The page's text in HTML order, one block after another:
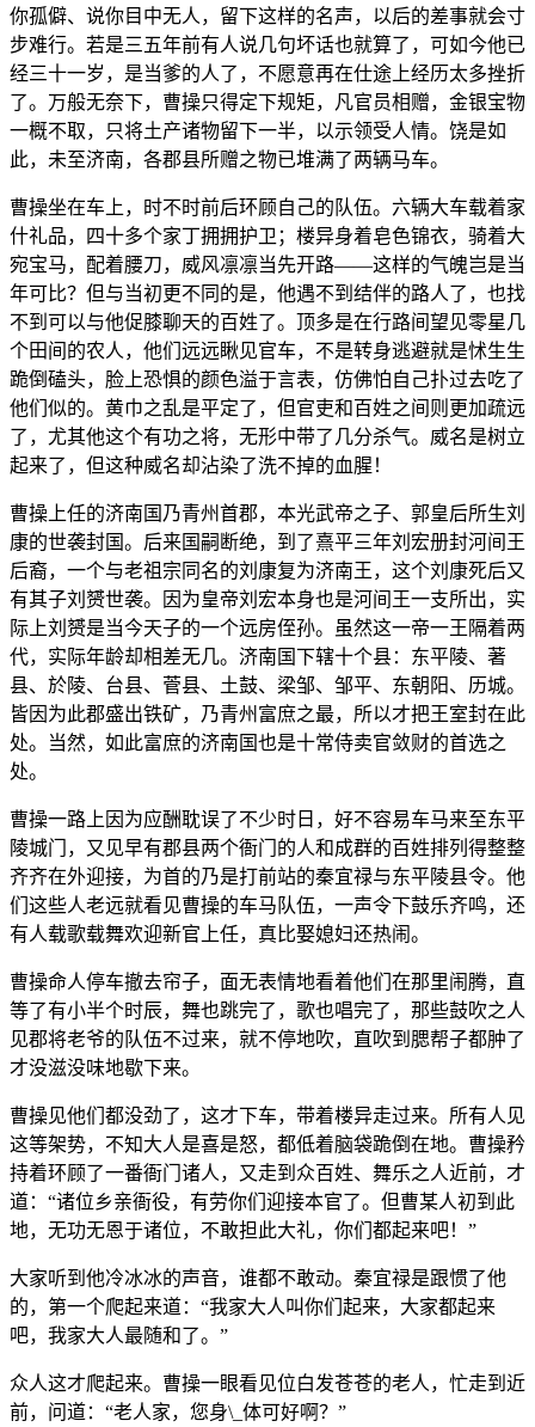
你孤僻、说你目中无人，留下这样的名声，以后的差事就会寸
步难行。若是三五年前有人说几句坏话也就算了，可如今他已
经三十一岁，是当爹的人了，不愿意再在仕途上经历太多挫折
了。万般无奈下，曹操只得定下规矩，凡官员相赠，金银宝物
一概不取，只将土产诸物留下一半，以示领受人情。饶是如
此，未至济南，各郡县所赠之物已堆满了两辆马车。
曹操坐在车上，时不时前后环顾自己的队伍。六辆大车载着家
什礼品，四十多个家丁拥拥护卫；楼异身着皂色锦衣，骑着大
宛宝马，配着腰刀，威风凛凛当先开路——这样的气魄岂是当
年可比？但与当初更不同的是，他遇不到结伴的路人了，也找
不到可以与他促膝聊天的百姓了。顶多是在行路间望见零星几
个田间的农人，他们远远瞅见官车，不是转身逃避就是怵生生
跪倒磕头，脸上恐惧的颜色溢于言表，仿佛怕自己扑过去吃了
他们似的。黄巾之乱是平定了，但官吏和百姓之间则更加疏远
了，尤其他这个有功之将，无形中带了几分杀气。威名是树立
起来了，但这种威名却沾染了洗不掉的血腥！
曹操上任的济南国乃青州首郡，本光武帝之子、郭皇后所生刘
康的世袭封国。后来国嗣断绝，到了熹平三年刘宏册封河间王
后裔，一个与老祖宗同名的刘康复为济南王，这个刘康死后又
有其子刘赟世袭。因为皇帝刘宏本身也是河间王一支所出，实
际上刘赟是当今天子的一个远房侄孙。虽然这一帝一王隔着两
代，实际年龄却相差无几。济南国下辖十个县：东平陵、著
县、於陵、台县、菅县、土鼓、梁邹、邹平、东朝阳、历城。
皆因为此郡盛出铁矿，乃青州富庶之最，所以才把王室封在此
处。当然，如此富庶的济南国也是十常侍卖官敛财的首选之
处。
曹操一路上因为应酬耽误了不少时日，好不容易车马来至东平
陵城门，又见早有郡县两个衙门的人和成群的百姓排列得整整
齐齐在外迎接，为首的乃是打前站的秦宜禄与东平陵县令。他
们这些人老远就看见曹操的车马队伍，一声令下鼓乐齐鸣，还
有人载歌载舞欢迎新官上任，真比娶媳妇还热闹。
曹操命人停车撤去帘子，面无表情地看着他们在那里闹腾，直
等了有小半个时辰，舞也跳完了，歌也唱完了，那些鼓吹之人
见郡将老爷的队伍不过来，就不停地吹，直吹到腮帮子都肿了
才没滋没味地歇下来。
曹操见他们都没劲了，这才下车，带着楼异走过来。所有人见
这等架势，不知大人是喜是怒，都低着脑袋跪倒在地。曹操矜
持着环顾了一番衙门诸人，又走到众百姓、舞乐之人近前，才
道：“诸位乡亲衙役，有劳你们迎接本官了。但曹某人初到此
地，无功无恩于诸位，不敢担此大礼，你们都起来吧！”
大家听到他冷冰冰的声音，谁都不敢动。秦宜禄是跟惯了他
的，第一个爬起来道：“我家大人叫你们起来，大家都起来
吧，我家大人最随和了。”
众人这才爬起来。曹操一眼看见位白发苍苍的老人，忙走到近
前，问道：“老人家，您身\_体可好啊？”